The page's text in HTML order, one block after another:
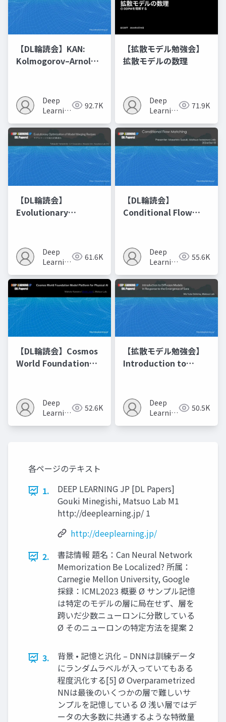
【DL輪読会】KAN:
Kolmogorov–Arnold
Deep
Learning
92.7K
【拡散モデル勉強会】
拡散モデルの数理
Deep
Learning
71.9K
【DL輪読会】
Evolutionary
Recipes モデルマージ
の進化的最適化
Deep
Learning
61.6K
【DL輪読会】
Conditional Flow
Deep
Learning
55.6K
【DL輪読会】Cosmos
World Foundation
Deep
Learning
52.6K
【拡散モデル勉強会】
Introduction to
Deep
Learning
50.5K
各ページのテキスト
1.
DEEP LEARNING JP [DL Papers]
Gouki Minegishi, Matsuo Lab M1
http://deeplearning.jp/ 1
http://deeplearning.jp/
2.
書誌情報 題名：Can Neural Network
Memorization Be Localized? 所属：
Carnegie Mellon University, Google
採録：ICML2023 概要 Ø サンプル記憶
は特定のモデルの層に局在せず、層を
跨いだ少数ニューロンに分散している
Ø そのニューロンの特定⽅法を提案 2
3.
背景 • 記憶と汎化 – DNNは訓練データ
にランダムラベルが⼊っていてもある
程度汎化する[5] Ø Overparametrized
NNは最後のいくつかの層で難しいサ
ンプルを記憶している Ø 浅い層ではデ
ータの⼤多数に共通するような特徴量